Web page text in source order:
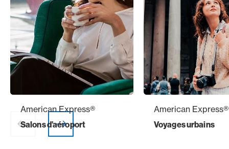
American Express®
Salons d’aéroport
American Express®
Voyages urbains